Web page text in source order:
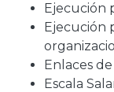
Ejecución
Ejecución
Enlaces
Escala